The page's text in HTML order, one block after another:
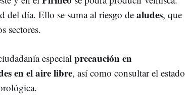
del día. Ello se suma al riesgo de aludes, que
sectores.
especial precaución en
en el aire libre, así como consultar el estado